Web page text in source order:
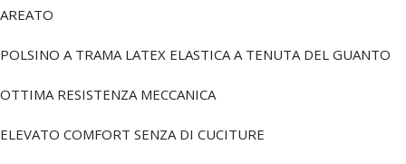
AREATO
POLSINO A TRAMA LATEX ELASTICA A TENUTA DEL GUANTO
OTTIMA RESISTENZA MECCANICA
ELEVATO COMFORT SENZA DI CUCITURE